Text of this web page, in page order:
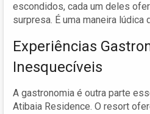
escondidos, cada um deles
surpresa. É uma maneira lúdica
Experiências
Inesquecíveis
A gastronomia é outra parte
Atibaia Residence. O resort